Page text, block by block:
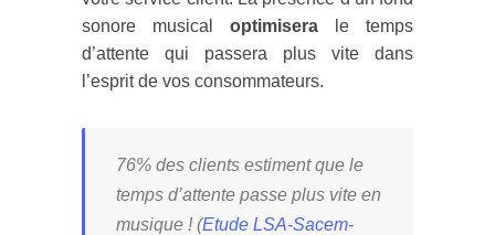
sonore musical optimisera le temps
d’attente qui passera plus vite dans
l’esprit de vos consommateurs.
76% des clients estiment que le
temps d’attente passe plus vite en
musique ! (Etude LSA-Sacem-